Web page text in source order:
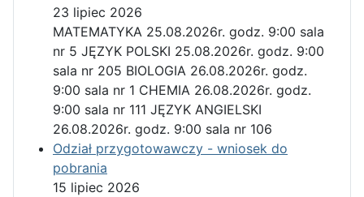
23 lipiec 2026
MATEMATYKA 25.08.2026r. godz. 9:00 sala
nr 5 JĘZYK POLSKI 25.08.2026r. godz. 9:00
sala nr 205 BIOLOGIA 26.08.2026r. godz.
9:00 sala nr 1 CHEMIA 26.08.2026r. godz.
9:00 sala nr 111 JĘZYK ANGIELSKI
26.08.2026r. godz. 9:00 sala nr 106
Odział przygotowawczy - wniosek do
pobrania
15 lipiec 2026